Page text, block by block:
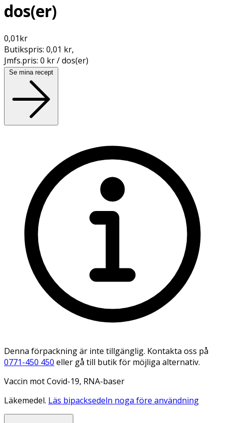
dos(er)
0,01kr
Butikspris: 0,01 kr,
Jmfs.pris: 0 kr / dos(er)
Se mina recept
Denna förpackning är inte tillgänglig. Kontakta oss på
0771-450 450 eller gå till butik för möjliga alternativ.
Vaccin mot Covid-19, RNA-baser
Läkemedel. Läs bipacksedeln noga före användning